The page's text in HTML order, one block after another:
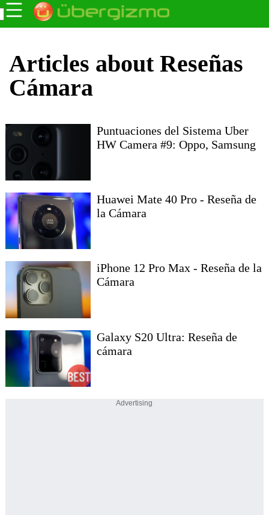
Articles about Reseñas
Cámara
Puntuaciones del Sistema Uber
HW Camera #9: Oppo, Samsung
Huawei Mate 40 Pro - Reseña de
la Cámara
iPhone 12 Pro Max - Reseña de la
Cámara
Galaxy S20 Ultra: Reseña de
cámara
Advertising